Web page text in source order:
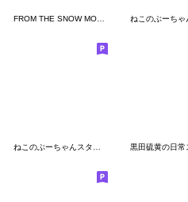
FROM THE SNOW MOUNTAINのスタンプ
黒田硫黄の日常